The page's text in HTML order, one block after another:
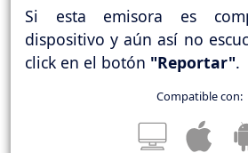
Si esta emisora es
dispositivo y aún así no
click en el botón "Reportar".
Compatible con: